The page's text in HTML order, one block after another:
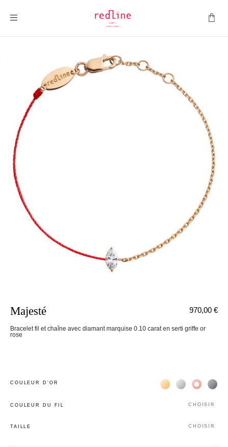
Majesté
Bracelet fil et chaîne avec diamant marquise 0.10 carat en serti griffe or
rose
970,00 €
COULEUR D’OR Жёлтое золото 18К
Белое золото
Розовое
COULEUR DU FIL CHOISIR
TAILLE CHOISIR